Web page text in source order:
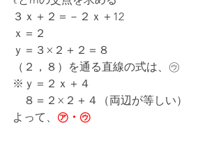
３ｘ＋２＝－２ｘ＋12
ｘ＝２
ｙ＝３×２＋２＝８
（２，８）を通る直線の式は、㋒
※ｙ＝２ｘ＋４
８＝２×２＋４（両辺が等しい）
よって、 ㋐・㋒